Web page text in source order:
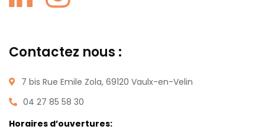
Contactez nous :
7 bis Rue Emile Zola, 69120 Vaulx-en-Velin
04 27 85 58 30
Horaires d’ouvertures: